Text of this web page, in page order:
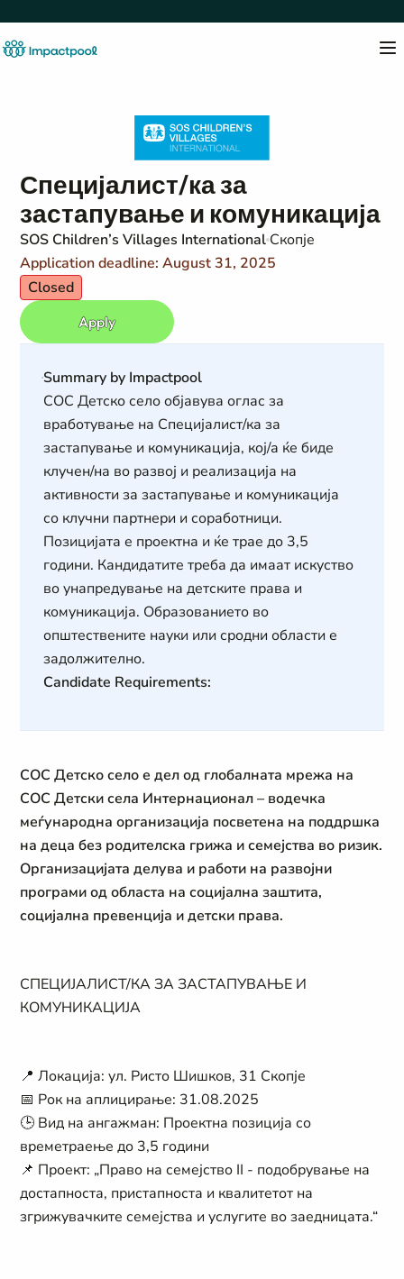
Специјалист/ка за
застапување и комуникација
SOS Children’s Villages International Скопје
Application deadline: August 31, 2025
Closed
Apply
Summary by Impactpool
СОС Детско село објавува оглас за
вработување на Специјалист/ка за
застапување и комуникација, кој/а ќе биде
клучен/на во развој и реализација на
активности за застапување и комуникација
со клучни партнери и соработници.
Позицијата е проектна и ќе трае до 3,5
години. Кандидатите треба да имаат искуство
во унапредување на детските права и
комуникација. Образованието во
општествените науки или сродни области е
задолжително.
Candidate Requirements:
СОС Детско село е дел од глобалната мрежа на
СОС Детски села Интернационал – водечка
меѓународна организација посветена на поддршка
на деца без родителска грижа и семејства во ризик.
Организацијата делува и работи на развојни
програми од областа на социјална заштита,
социјална превенција и детски права.
СПЕЦИЈАЛИСТ/КА ЗА ЗАСТАПУВАЊЕ И
КОМУНИКАЦИЈА
📍 Локација: ул. Ристо Шишков, 31 Скопје
📅 Рок на аплицирање: 31.08.2025
🕒 Вид на ангажман: Проектна позиција со
времетраење до 3,5 години
📌 Проект: „Право на семејство II - подобрување на
достапноста, пристапноста и квалитетот на
згрижувачките семејства и услугите во заедницата.“